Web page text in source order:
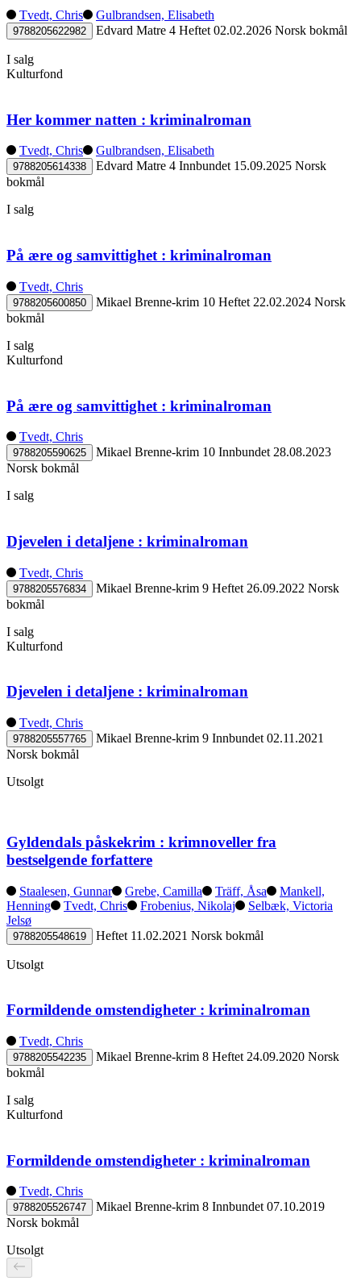
Tvedt, Chris Gulbrandsen, Elisabeth
9788205622982 Edvard Matre 4 Heftet 02.02.2026 Norsk bokmål
I salg
Kulturfond
Her kommer natten : kriminalroman
Tvedt, Chris Gulbrandsen, Elisabeth
9788205614338 Edvard Matre 4 Innbundet 15.09.2025 Norsk
bokmål
I salg
På ære og samvittighet : kriminalroman
Tvedt, Chris
9788205600850 Mikael Brenne-krim 10 Heftet 22.02.2024 Norsk
bokmål
I salg
Kulturfond
På ære og samvittighet : kriminalroman
Tvedt, Chris
9788205590625 Mikael Brenne-krim 10 Innbundet 28.08.2023
Norsk bokmål
I salg
Djevelen i detaljene : kriminalroman
Tvedt, Chris
9788205576834 Mikael Brenne-krim 9 Heftet 26.09.2022 Norsk
bokmål
I salg
Kulturfond
Djevelen i detaljene : kriminalroman
Tvedt, Chris
9788205557765 Mikael Brenne-krim 9 Innbundet 02.11.2021
Norsk bokmål
Utsolgt
Gyldendals påskekrim : krimnoveller fra
bestselgende forfattere
Staalesen, Gunnar Grebe, Camilla Träff, Åsa
Mankell,
Henning
Tvedt, Chris Frobenius, Nikolaj
Selbæk, Victoria
Jelsø
9788205548619 Heftet 11.02.2021 Norsk bokmål
Utsolgt
Formildende omstendigheter : kriminalroman
Tvedt, Chris
9788205542235 Mikael Brenne-krim 8 Heftet 24.09.2020 Norsk
bokmål
I salg
Kulturfond
Formildende omstendigheter : kriminalroman
Tvedt, Chris
9788205526747 Mikael Brenne-krim 8 Innbundet 07.10.2019
Norsk bokmål
Utsolgt